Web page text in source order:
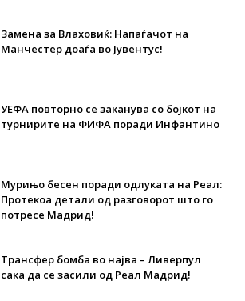
Замена за Влаховиќ: Напаѓачот на
Манчестер доаѓа во Јувентус!
УЕФА повторно се заканува со бојкот на
турнирите на ФИФА поради Инфантино
Мурињо бесен поради одлуката на Реал:
Протекоа детали од разговорот што го
потресе Мадрид!
Трансфер бомба во најва – Ливерпул
сака да се засили од Реал Мадрид!